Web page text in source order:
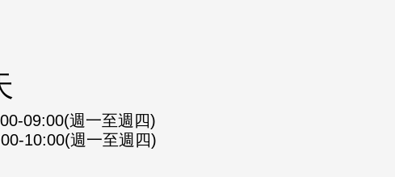
09:00(週一至週四)
10:00(週一至週四)